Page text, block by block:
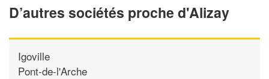
D’autres sociétés proche d'Alizay
Igoville
Pont-de-l'Arche